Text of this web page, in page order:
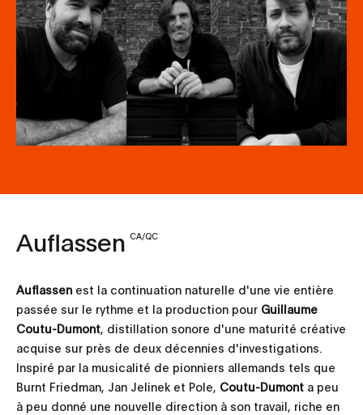
Auflassen CA/QC
Auflassen est la continuation naturelle d'une vie entière
passée sur le rythme et la production pour Guillaume
Coutu-Dumont, distillation sonore d'une maturité créative
acquise sur près de deux décennies d'investigations.
Inspiré par la musicalité de pionniers allemands tels que
Burnt Friedman, Jan Jelinek et Pole, Coutu-Dumont a peu
à peu donné une nouvelle direction à son travail, riche en